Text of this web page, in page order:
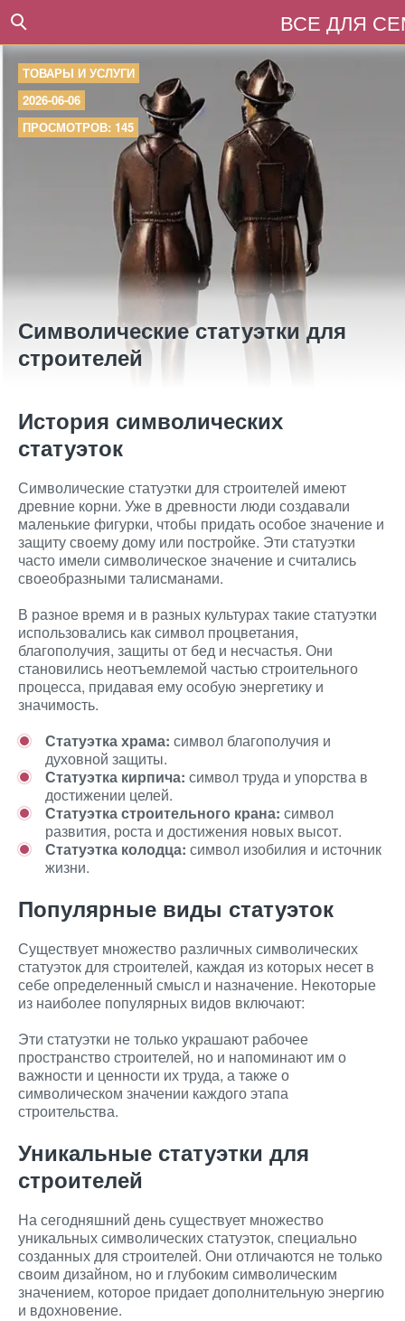
ВСЕ ДЛЯ
ТОВАРЫ И УСЛУГИ
2026-06-06
ПРОСМОТРОВ: 145
Символические статуэтки для
строителей
История символических
статуэток
Символические статуэтки для строителей имеют
древние корни. Уже в древности люди создавали
маленькие фигурки, чтобы придать особое значение и
защиту своему дому или постройке. Эти статуэтки
часто имели символическое значение и считались
своеобразными талисманами.
В разное время и в разных культурах такие статуэтки
использовались как символ процветания,
благополучия, защиты от бед и несчастья. Они
становились неотъемлемой частью строительного
процесса, придавая ему особую энергетику и
значимость.
Статуэтка храма: символ благополучия и
духовной защиты.
Статуэтка кирпича: символ труда и упорства в
достижении целей.
Статуэтка строительного крана: символ
развития, роста и достижения новых высот.
Статуэтка колодца: символ изобилия и источник
жизни.
Популярные виды статуэток
Существует множество различных символических
статуэток для строителей, каждая из которых несет в
себе определенный смысл и назначение. Некоторые
из наиболее популярных видов включают:
Эти статуэтки не только украшают рабочее
пространство строителей, но и напоминают им о
важности и ценности их труда, а также о
символическом значении каждого этапа
строительства.
Уникальные статуэтки для
строителей
На сегодняшний день существует множество
уникальных символических статуэток, специально
созданных для строителей. Они отличаются не только
своим дизайном, но и глубоким символическим
значением, которое придает дополнительную энергию
и вдохновение.